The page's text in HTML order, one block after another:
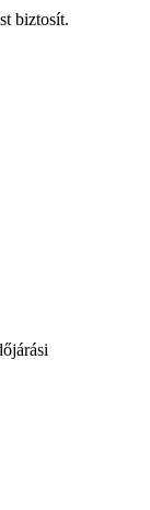
biztosít.